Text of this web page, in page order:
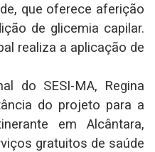
que oferece aferição
de glicemia capilar.
realiza a aplicação de
do SESI-MA, Regina
do projeto para a
em Alcântara,
gratuitos de saúde